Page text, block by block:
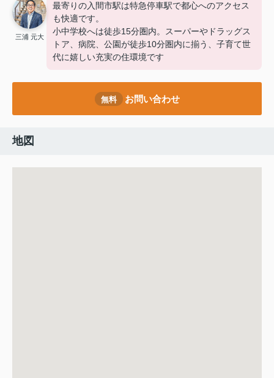
三浦 元大
最寄りの入間市駅は特急停車駅で都心へのアクセス
も快適です。
小中学校へは徒歩15分圏内。スーパーやドラッグス
トア、病院、公園が徒歩10分圏内に揃う、子育て世
代に嬉しい充実の住環境です
無料 お問い合わせ
地図